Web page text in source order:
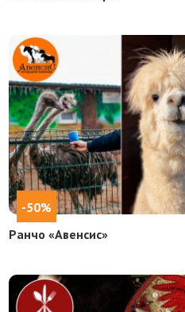
-50%
Ранчо «Авенсис»